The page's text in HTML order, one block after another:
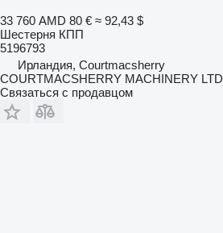
33 760 AMD 80 € ≈ 92,43 $
Шестерня КПП
5196793
Ирландия, Courtmacsherry
COURTMACSHERRY MACHINERY LTD
Связаться с продавцом